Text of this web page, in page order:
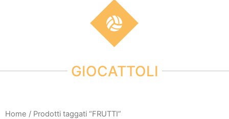
GIOCATTOLI
Home / Prodotti taggati “FRUTTI”